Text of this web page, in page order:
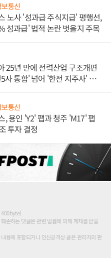
보통신
노사 '성과급 주식지급' 평행선,
성과급' 법적 논란 벗을지 주목
25년 만에 전력산업 구조개편
사 통합' 넘어 '한전 지주사' 재편
보통신
, 용인 'Y2' 팹과 청주 'M17' 팹
투자 결정
400byte)
손하는 댓글은 관련 법률에 의해 제재를 받을
용에 포함되거나 인신공격성 글은 관리자의 판